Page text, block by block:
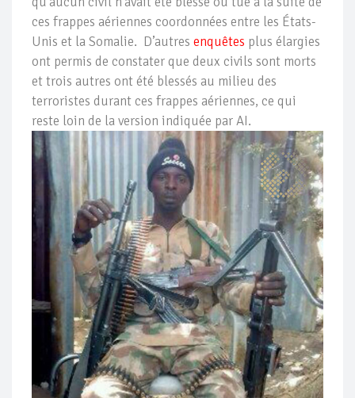
ces frappes aériennes coordonnées entre les États-
Unis et la Somalie. D’autres enquêtes plus élargies
ont permis de constater que deux civils sont morts
et trois autres ont été blessés au milieu des
terroristes durant ces frappes aériennes, ce qui
reste loin de la version indiquée par AI.